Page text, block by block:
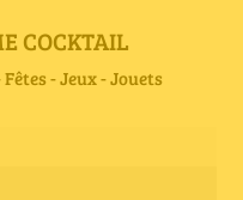
COCKTAIL
- Jeux - Jouets